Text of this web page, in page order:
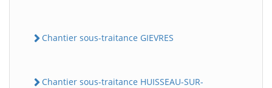
Chantier sous-traitance GIEVRES
Chantier sous-traitance HUISSEAU-SUR-